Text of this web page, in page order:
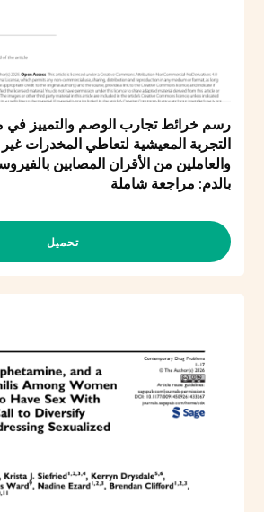
رسم خرائط تجارب الوصم والتمييز
التجربة المعيشية لتعاطي المخدرات
والعاملين من الأقران المصابين
بالدم: مراجعة شاملة
تحميل